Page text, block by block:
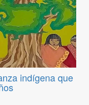
indígena que